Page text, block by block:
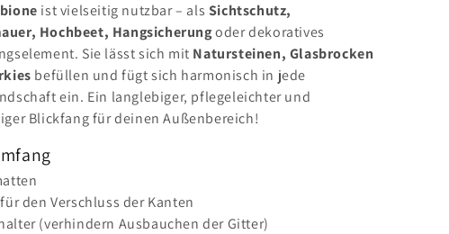
ist vielseitig nutzbar – als Sichtschutz,
Hochbeet, Hangsicherungoder dekoratives
Sie lässt sich mit Natursteinen, Glasbrocken
befüllen und fügt sich harmonisch in jede
ein. Ein langlebiger, pflegeleichter und
Blickfang für deinen Außenbereich!
den Verschluss der Kanten
(verhindern Ausbauchen der Gitter)